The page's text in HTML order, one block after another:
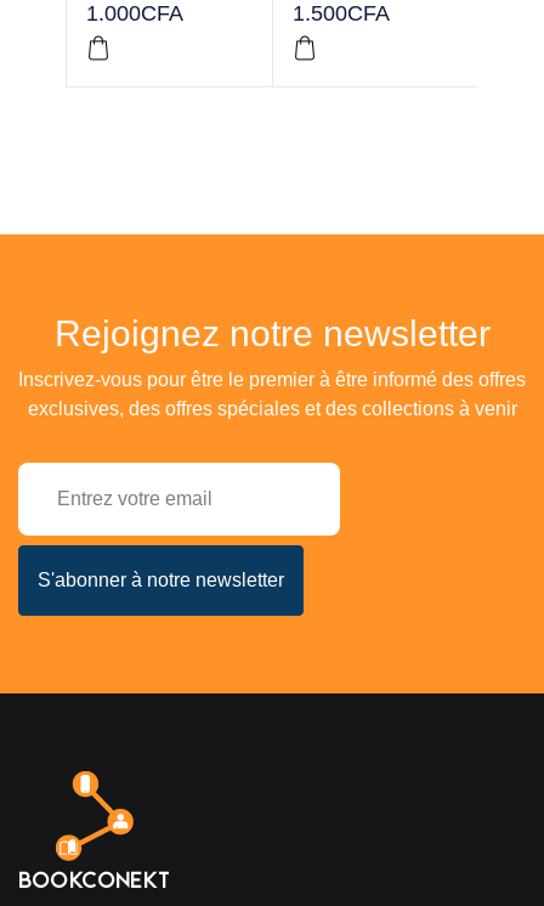
1.000CFA 1.500CFA
Rejoignez notre newsletter
Inscrivez-vous pour être le premier à être informé des offres
exclusives, des offres spéciales et des collections à venir